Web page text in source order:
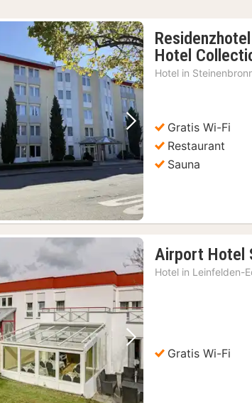
foto Volgende foto
Hotel
Hotel in
Gratis Wi-Fi
Restaurant
Sauna
foto Volgende foto
Airport Hotel
Hotel in Leinfelden-
Gratis Wi-Fi